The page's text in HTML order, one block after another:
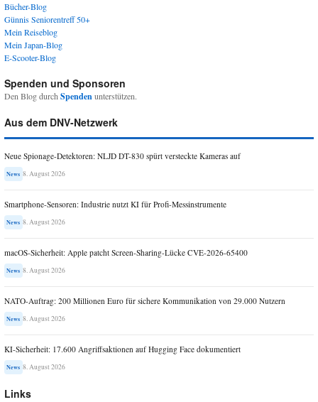
Bücher-Blog
Günnis Seniorentreff 50+
Mein Reiseblog
Mein Japan-Blog
E-Scooter-Blog
Spenden und Sponsoren
Den Blog durchSpendenunterstützen.
Aus dem DNV-Netzwerk
Neue Spionage-Detektoren: NLJD DT-830 spürt versteckte Kameras auf
News 8. August 2026
Smartphone-Sensoren: Industrie nutzt KI für Profi-Messinstrumente
News 8. August 2026
macOS-Sicherheit: Apple patcht Screen-Sharing-Lücke CVE-2026-65400
News 8. August 2026
NATO-Auftrag: 200 Millionen Euro für sichere Kommunikation von 29.000 Nutzern
News 8. August 2026
KI-Sicherheit: 17.600 Angriffsaktionen auf Hugging Face dokumentiert
News 8. August 2026
Links